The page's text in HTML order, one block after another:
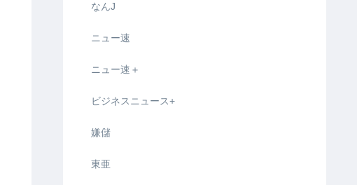
なんJ
ニュー速
ニュー速＋
ビジネスニュース+
嫌儲
東亜